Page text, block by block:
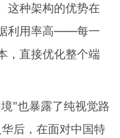
这种架构的优势在
利用率高——每一
，直接优化整个端
"也暴露了纯视觉路
后，在面对中国特